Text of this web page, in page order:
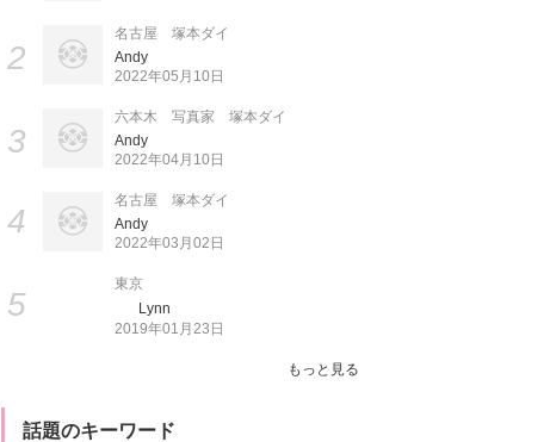
2
名古屋 塚本ダイ
Andy
2022年05月10日
3
六本木 写真家 塚本ダイ
Andy
2022年04月10日
4
名古屋 塚本ダイ
Andy
2022年03月02日
5
東京
Lynn
2019年01月23日
もっと見る
話題のキーワード